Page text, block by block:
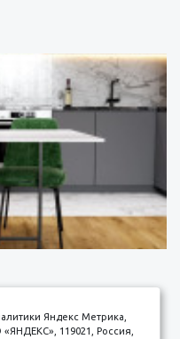
Яндекс Метрика,
119021, Россия,